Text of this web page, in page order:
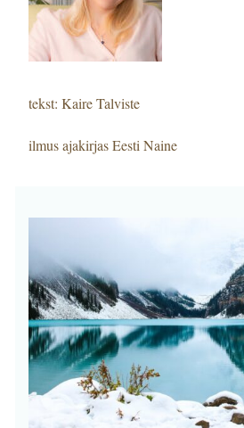
tekst: Kaire Talviste
ilmus ajakirjas Eesti Naine